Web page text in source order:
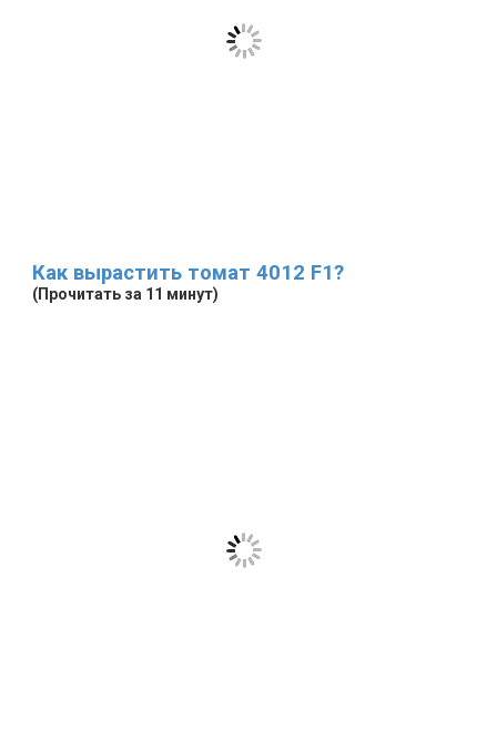
Как вырастить томат 4012 F1?
(Прочитать за 11 минут)